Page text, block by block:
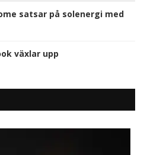
satsar på solenergi med
växlar upp